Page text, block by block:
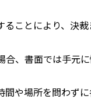
ことにより、決
、書面では手元
や場所を問わず